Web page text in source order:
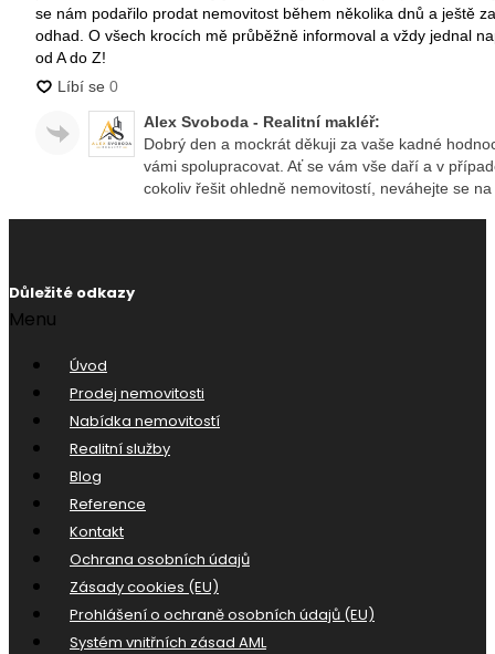
Důležité odkazy
Menu
Úvod
Prodej nemovitosti
Nabídka nemovitostí
Realitní služby
Blog
Reference
Kontakt
Ochrana osobních údajů
Zásady cookies (EU)
Prohlášení o ochraně osobních údajů (EU)
Systém vnitřních zásad AML